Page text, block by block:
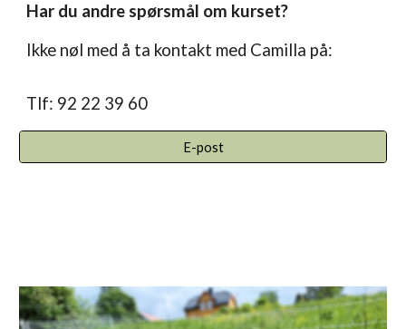
Har du andre spørsmål om kurset?
Ikke nøl med å ta kontakt med Camilla på:
Tlf: 92 22 39 60
E-post